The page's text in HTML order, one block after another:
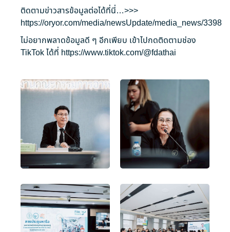
ติดตามข่าวสารข้อมูลต่อได้ที่นี่…>>>
https://oryor.com/media/newsUpdate/media_news/3398
ไม่อยากพลาดข้อมูลดี ๆ อีกเพียบ เข้าไปกดติดตามช่อง
TikTok ได้ที่ https://www.tiktok.com/@fdathai